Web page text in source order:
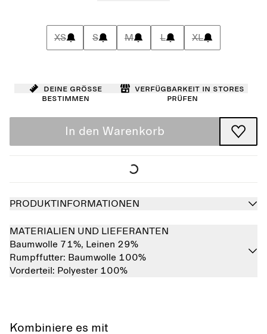
XS S M L XL
Deine Größe
bestimmen
Verfügbarkeit in Stores
prüfen
In den Warenkorb
PRODUKTINFORMATIONEN
MATERIALIEN UND LIEFERANTEN
Baumwolle 71%, Leinen 29%
Rumpffutter: Baumwolle 100%
Vorderteil: Polyester 100%
Kombiniere es mit